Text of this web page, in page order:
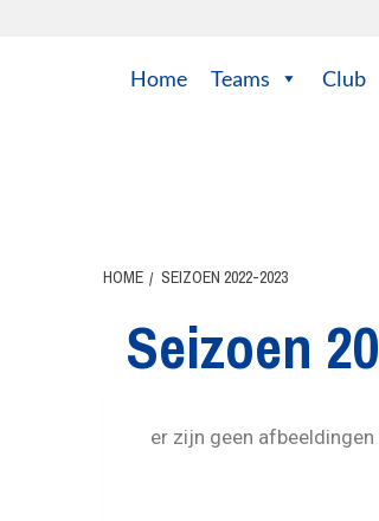
Home Teams Club
HOME SEIZOEN 2022-2023
Seizoen
er zijn geen afbeeldingen